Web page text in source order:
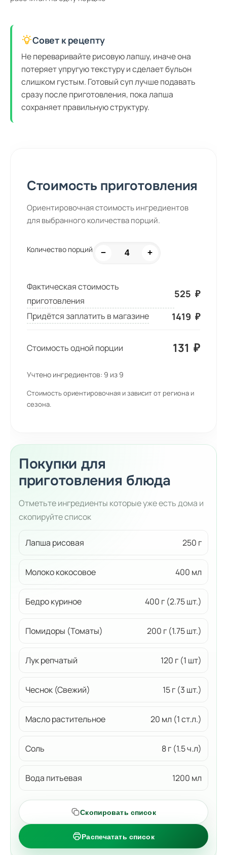
Совет к рецепту
Не переваривайте рисовую лапшу, иначе она
потеряет упругую текстуру и сделает бульон
слишком густым. Готовый суп лучше подавать
сразу после приготовления, пока лапша
сохраняет правильную структуру.
Стоимость приготовления
Ориентировочная стоимость ингредиентов
для выбранного количества порций.
Количество порций − +
Фактическая стоимость
приготовления
525 ₽
Придётся заплатить в магазине 1419 ₽
Стоимость одной порции 131 ₽
Учтено ингредиентов: 9 из 9
Стоимость ориентировочная и зависит от региона и
сезона.
Покупки для
приготовления блюда
Отметьте ингредиенты которые уже есть дома и
скопируйте список
Лапша рисовая 250 г
Молоко кокосовое 400 мл
Бедро куриное 400 г (2.75 шт.)
Помидоры (Томаты) 200 г (1.75 шт.)
Лук репчатый 120 г (1 шт)
Чеснок (Свежий) 15 г (3 шт.)
Масло растительное 20 мл (1 ст.л.)
Соль 8 г (1.5 ч.л)
Вода питьевая 1200 мл
Скопировать список
Распечатать список